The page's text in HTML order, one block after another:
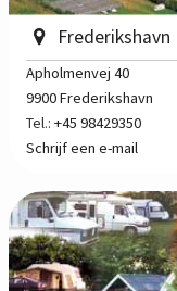
Apholmenvej 40
9900 Frederikshavn
Tel.: +45 98429350
Schrijf een e-mail